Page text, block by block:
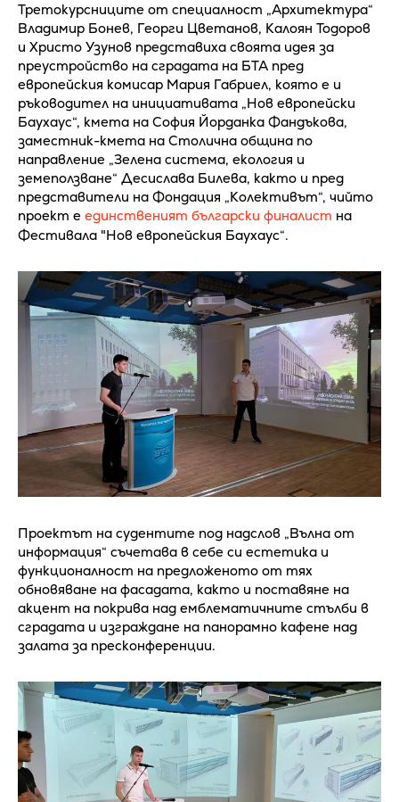
Третокурсниците от специалност „Архитектура“
Владимир Бонев, Георги Цветанов, Калоян Тодоров
и Христо Узунов представиха своята идея за
преустройство на сградата на БТА пред
европейския комисар Мария Габриел, която е и
ръководител на инициативата „Нов европейски
Баухаус“, кмета на София Йорданка Фандъкова,
заместник-кмета на Столична община по
направление „Зелена система, екология и
земеползване“ Десислава Билева, както и пред
представители на Фондация „Колективът“, чийто
проект е единственият български финалист на
Фестивала "Нов европейския Баухаус“.
Проектът на судентите под надслов „Вълна от
информация“ съчетава в себе си естетика и
функционалност на предложеното от тях
обновяване на фасадата, както и поставяне на
акцент на покрива над емблематичните стълби в
сградата и изграждане на панорамно кафене над
залата за пресконференции.